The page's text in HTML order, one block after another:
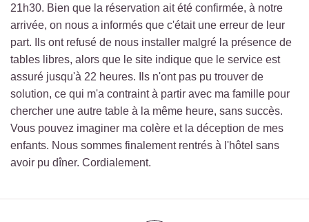
21h30. Bien que la réservation ait été confirmée, à notre
arrivée, on nous a informés que c'était une erreur de leur
part. Ils ont refusé de nous installer malgré la présence de
tables libres, alors que le site indique que le service est
assuré jusqu'à 22 heures. Ils n'ont pas pu trouver de
solution, ce qui m'a contraint à partir avec ma famille pour
chercher une autre table à la même heure, sans succès.
Vous pouvez imaginer ma colère et la déception de mes
enfants. Nous sommes finalement rentrés à l'hôtel sans
avoir pu dîner. Cordialement.